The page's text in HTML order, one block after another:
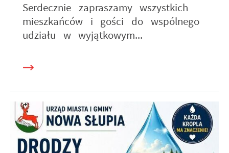
Serdecznie zapraszamy wszystkich
mieszkańców i gości do wspólnego
udziału w wyjątkowym...